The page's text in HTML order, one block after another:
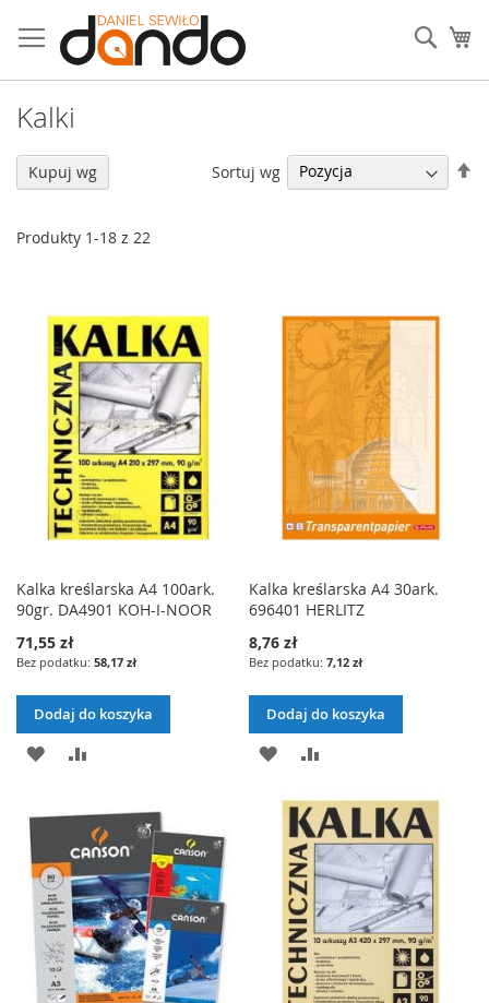
do
treści
Kalki
Produkty 1-18 z 22
Sortuj wg
Kalka kreślarska A4 100ark.
90gr. DA4901 KOH-I-NOOR
71,55 zł
58,17 zł
Dodaj do koszyka
DODAJ
ŻYCZEŃ
Kalka kreślarska A4 30ark.
696401 HERLITZ
8,76 zł
7,12 zł
Dodaj do koszyka
DODAJ
LISTY
ŻYCZEŃ
Kupuj wg